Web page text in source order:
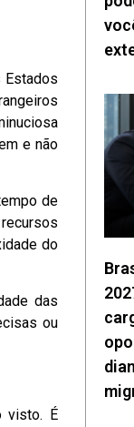
Estados
e não
de
do
das
ou
visto. É